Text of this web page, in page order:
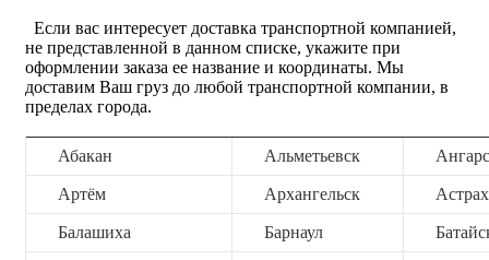
Если вас интересует доставка транспортной компанией,
не представленной в данном списке, укажите при
оформлении заказа ее название и координаты. Мы
доставим Ваш груз до любой транспортной компании, в
пределах города.
Абакан Альметьевск
Артём Архангельск
Балашиха Барнаул